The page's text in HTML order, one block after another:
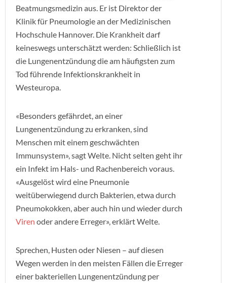
Beatmungsmedizin aus. Er ist Direktor der
Klinik für Pneumologie an der Medizinischen
Hochschule Hannover. Die Krankheit darf
keineswegs unterschätzt werden: Schließlich ist
die Lungenentzündung die am häufigsten zum
Tod führende Infektionskrankheit in
Westeuropa.
«Besonders gefährdet, an einer
Lungenentzündung zu erkranken, sind
Menschen mit einem geschwächten
Immunsystem», sagt Welte. Nicht selten geht ihr
ein Infekt im Hals- und Rachenbereich voraus.
«Ausgelöst wird eine Pneumonie
weitüberwiegend durch Bakterien, etwa durch
Pneumokokken, aber auch hin und wieder durch
Viren oder andere Erreger», erklärt Welte.
Sprechen, Husten oder Niesen – auf diesen
Wegen werden in den meisten Fällen die Erreger
einer bakteriellen Lungenentzündung per